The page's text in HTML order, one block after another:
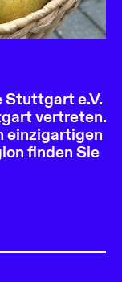
e.V.
vertreten.
einzigartigen
finden Sie